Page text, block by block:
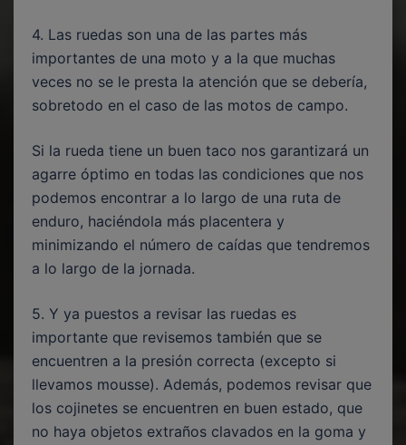
4. Las ruedas son una de las partes más
importantes de una moto y a la que muchas
veces no se le presta la atención que se debería,
sobretodo en el caso de las motos de campo.
Si la rueda tiene un buen taco nos garantizará un
agarre óptimo en todas las condiciones que nos
podemos encontrar a lo largo de una ruta de
enduro, haciéndola más placentera y
minimizando el número de caídas que tendremos
a lo largo de la jornada.
5. Y ya puestos a revisar las ruedas es
importante que revisemos también que se
encuentren a la presión correcta (excepto si
llevamos mousse). Además, podemos revisar que
los cojinetes se encuentren en buen estado, que
no haya objetos extraños clavados en la goma y